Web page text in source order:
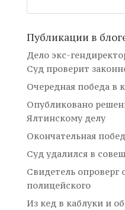
Публикации в
Дело экс-
Суд проверит
Очередная победа в
Опубликовано
Ялтинскому делу
Окончательная
Суд удалился в
Свидетель опроверг
полицейского
Из кед в каблуки и